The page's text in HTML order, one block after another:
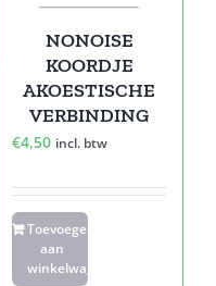
NONOISE
KOORDJE
AKOESTISCHE
VERBINDING
€4,50 incl. btw
Toevoegen
aan
winkelwagen